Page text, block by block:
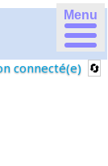
Menu
connecté(e)